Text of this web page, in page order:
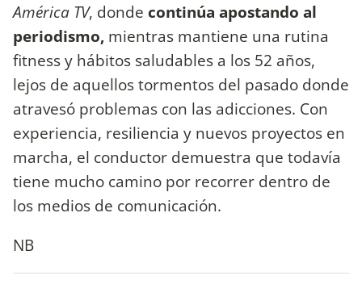
América TV, donde continúa apostando al
periodismo, mientras mantiene una rutina
fitness y hábitos saludables a los 52 años,
lejos de aquellos tormentos del pasado donde
atravesó problemas con las adicciones. Con
experiencia, resiliencia y nuevos proyectos en
marcha, el conductor demuestra que todavía
tiene mucho camino por recorrer dentro de
los medios de comunicación.
NB